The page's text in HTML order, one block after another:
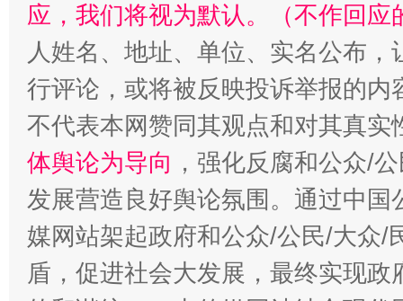
应，我们将视为默认。（不作回应
人姓名、地址、单位、实名公布
行评论，或将被反映投诉举报的
不代表本网赞同其观点和对其真实
体舆论为导向 ，强化反腐和公众/
发展营造良好舆论氛围。通过中
媒网站架起政府和公众/公民/大众/
盾，促进社会大发展，最终实现